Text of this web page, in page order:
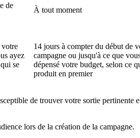
de
À tout moment
votre
ayez
se
14 jours à compter du début de
campagne ou jusqu'à ce que
dépensé votre budget, selon ce
produit en premier
de trouver votre sortie pertinente
lors de la création de la campagne.